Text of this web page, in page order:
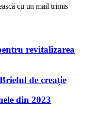
cu un mail trimis
revitalizarea
de creație
din 2023